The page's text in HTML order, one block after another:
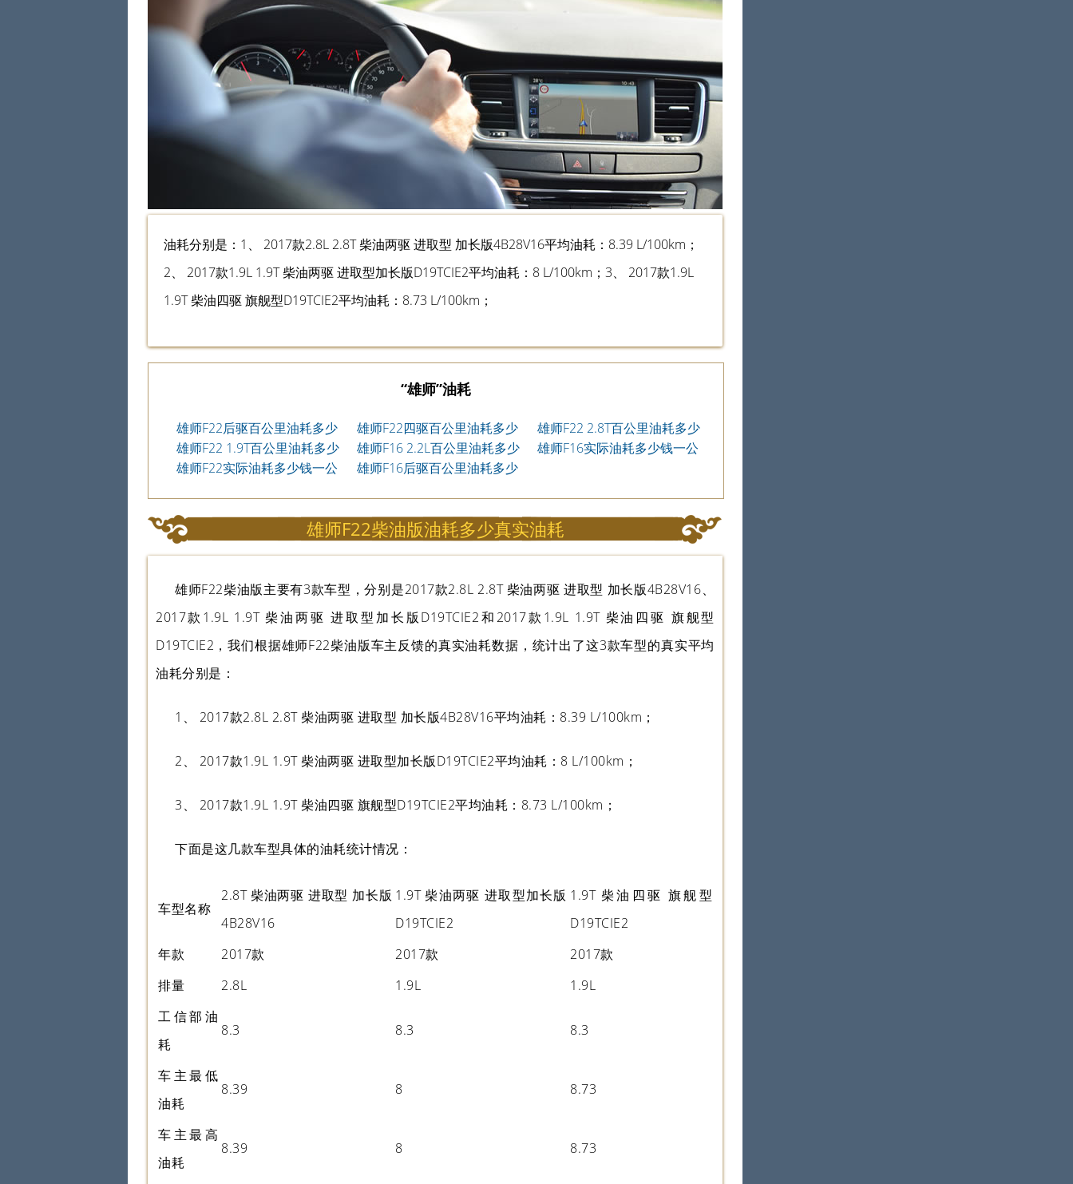
油耗分别是：1、 2017款2.8L 2.8T 柴油两驱 进取型 加长版4B28V16平均油耗：8.39 L/100km；
2、 2017款1.9L 1.9T 柴油两驱 进取型加长版D19TCIE2平均油耗：8 L/100km；3、 2017款1.9L
1.9T 柴油四驱 旗舰型D19TCIE2平均油耗：8.73 L/100km；
“雄师”油耗
雄师F22后驱百公里油耗多少
钱一公里
雄师F22四驱百公里油耗多少
钱一公里
雄师F22 2.8T百公里油耗多少
钱一公里
雄师F22 1.9T百公里油耗多少
钱一公里
雄师F16 2.2L百公里油耗多少
钱一公里
雄师F16实际油耗多少钱一公
雄师F22实际油耗多少钱一公
雄师F16后驱百公里油耗多少
雄师F22柴油版油耗多少真实油耗
雄师F22柴油版主要有3款车型，分别是2017款2.8L 2.8T 柴油两驱 进取型 加长版4B28V16、
2017款1.9L 1.9T 柴油两驱 进取型加长版D19TCIE2和2017款1.9L 1.9T 柴油四驱 旗舰型
D19TCIE2，我们根据雄师F22柴油版车主反馈的真实油耗数据，统计出了这3款车型的真实平均
油耗分别是：
1、 2017款2.8L 2.8T 柴油两驱 进取型 加长版4B28V16平均油耗：8.39 L/100km；
2、 2017款1.9L 1.9T 柴油两驱 进取型加长版D19TCIE2平均油耗：8 L/100km；
3、 2017款1.9L 1.9T 柴油四驱 旗舰型D19TCIE2平均油耗：8.73 L/100km；
下面是这几款车型具体的油耗统计情况：
车型名称
2.8T 柴油两驱 进取型 加长版
4B28V16
1.9T 柴油两驱 进取型加长版
D19TCIE2
1.9T 柴油四驱 旗舰型
D19TCIE2
年款
2017款 2017款
2017款
排量
2.8L 1.9L
1.9L
工信部油
耗
8.3 8.3 8.3
车主最低
油耗
8.39 8 8.73
车主最高
油耗
8.39 8 8.73